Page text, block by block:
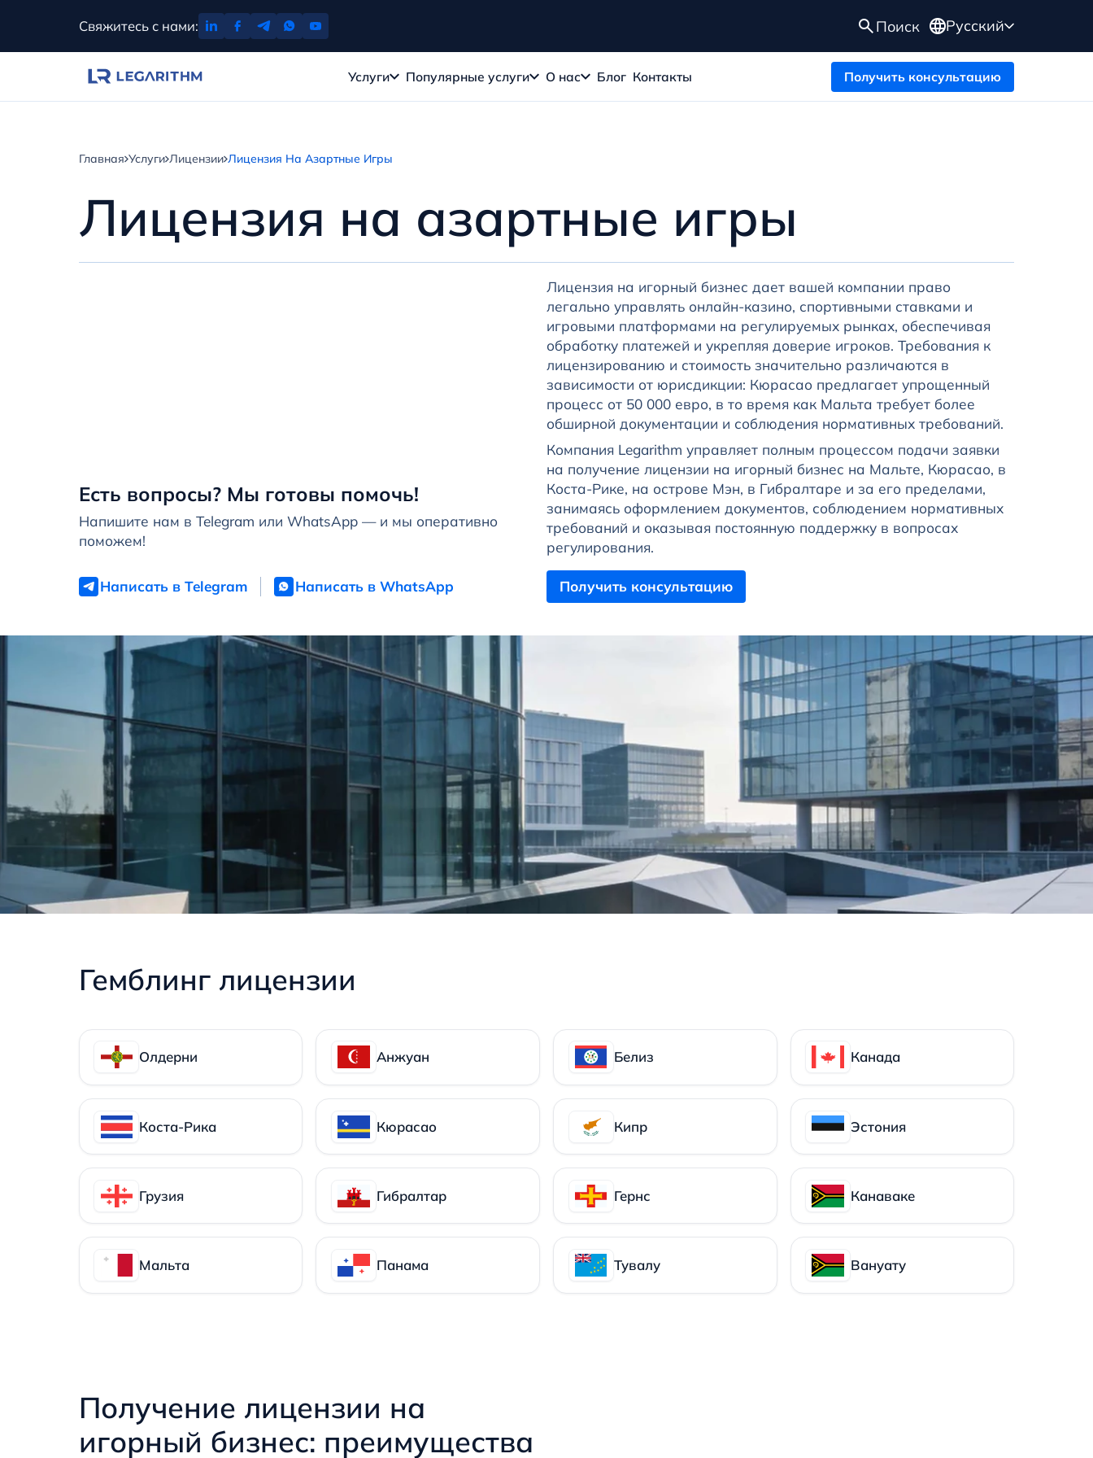
Свяжитесь с нами: Поиск Русский
Услуги Популярные услуги О нас Блог Контакты Получить консультацию
Главная Услуги Лицензии Лицензия На Азартные Игры
Лицензия на азартные игры
Есть вопросы? Мы готовы помочь!
Напишите нам в Telegram или WhatsApp — и мы оперативно
поможем!
Написать в Telegram Написать в WhatsApp
Лицензия на игорный бизнес дает вашей компании право
легально управлять онлайн-казино, спортивными ставками и
игровыми платформами на регулируемых рынках, обеспечивая
обработку платежей и укрепляя доверие игроков. Требования к
лицензированию и стоимость значительно различаются в
зависимости от юрисдикции: Кюрасао предлагает упрощенный
процесс от 50 000 евро, в то время как Мальта требует более
обширной документации и соблюдения нормативных требований.
Компания Legarithm управляет полным процессом подачи заявки
на получение лицензии на игорный бизнес на Мальте, Кюрасао, в
Коста-Рике, на острове Мэн, в Гибралтаре и за его пределами,
занимаясь оформлением документов, соблюдением нормативных
требований и оказывая постоянную поддержку в вопросах
регулирования.
Получить консультацию
Гемблинг лицензии
Олдерни Анжуан Белиз Канада
Коста-Рика Кюрасао Кипр Эстония
Грузия Гибралтар Гернс Канаваке
Мальта Панама Тувалу Вануату
Получение лицензии на
игорный бизнес: преимущества